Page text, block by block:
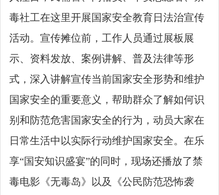
毒社工在这里开展国家安全教育日法治宣传
活动。宣传摊位前，工作人员通过展板展
示、资料发放、案例讲解、普及法律等形
式，深入讲解宣传当前国家安全形势和维护
国家安全的重要意义，帮助群众了解如何识
别和防范危害国家安全的行为，动员大家在
日常生活中以实际行动维护国家安全。在乐
享“国安知识盛宴”的同时，现场还播放了禁
毒电影《无毒岛》以及《公民防范恐怖袭